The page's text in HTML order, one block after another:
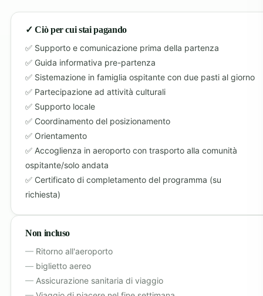
✓ Ciò per cui stai pagando
Supporto e comunicazione prima della partenza
Guida informativa pre-partenza
Sistemazione in famiglia ospitante con due pasti al giorno
Partecipazione ad attività culturali
Supporto locale
Coordinamento del posizionamento
Orientamento
Accoglienza in aeroporto con trasporto alla comunità
ospitante/solo andata
Certificato di completamento del programma (su
richiesta)
Non incluso
Ritorno all'aeroporto
biglietto aereo
Assicurazione sanitaria di viaggio